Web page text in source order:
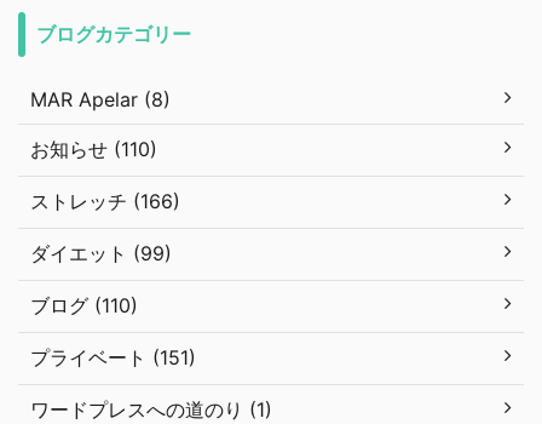
ブログカテゴリー
MAR Apelar (8)
お知らせ (110)
ストレッチ (166)
ダイエット (99)
ブログ (110)
プライベート (151)
ワードプレスへの道のり (1)